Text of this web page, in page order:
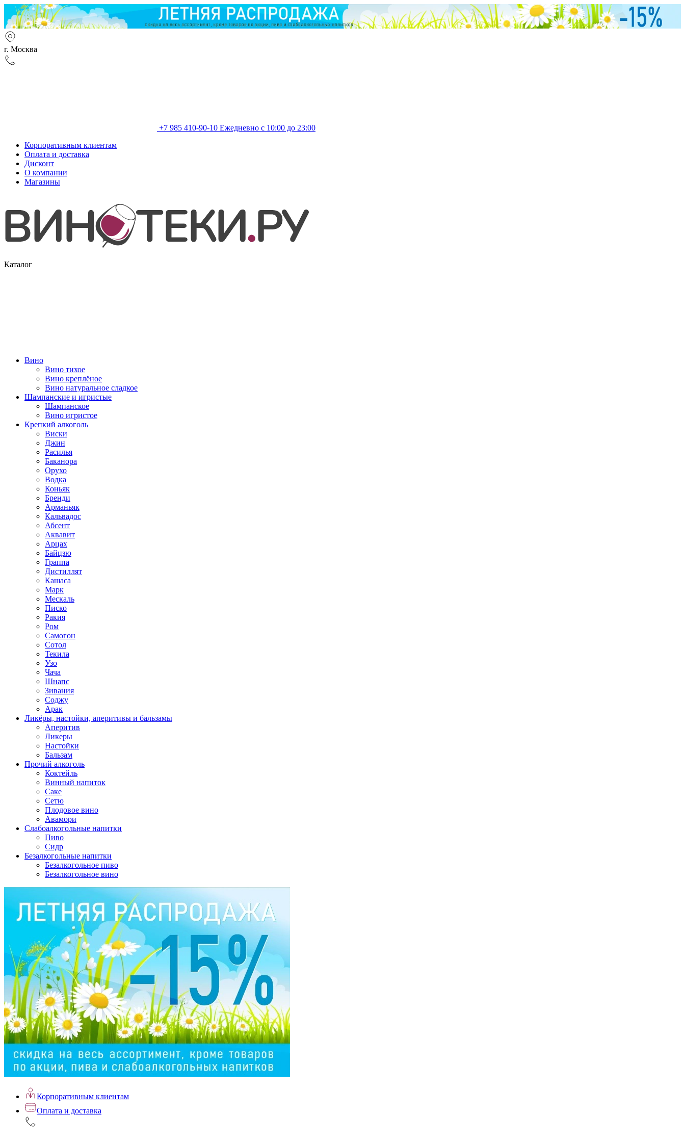
г. Москва
+7 985 410-90-10 Ежедневно с 10:00 до 23:00
Корпоративным клиентам
Оплата и доставка
Дисконт
О компании
Магазины
Каталог
Вино
Вино тихое
Вино креплёное
Вино натуральное сладкое
Шампанские и игристые
Шампанское
Вино игристое
Крепкий алкоголь
Виски
Джин
Расилья
Баканора
Орухо
Водка
Коньяк
Бренди
Арманьяк
Кальвадос
Абсент
Аквавит
Арцах
Байцзю
Граппа
Дистиллят
Кашаса
Марк
Мескаль
Писко
Ракия
Ром
Самогон
Сотол
Текила
Узо
Чача
Шнапс
Зивания
Соджу
Арак
Ликёры, настойки, аперитивы и бальзамы
Аперитив
Ликеры
Настойки
Бальзам
Прочий алкоголь
Коктейль
Винный напиток
Саке
Сетю
Плодовое вино
Авамори
Слабоалкогольные напитки
Пиво
Сидр
Безалкогольные напитки
Безалкогольное пиво
Безалкогольное вино
Корпоративным клиентам
Оплата и доставка